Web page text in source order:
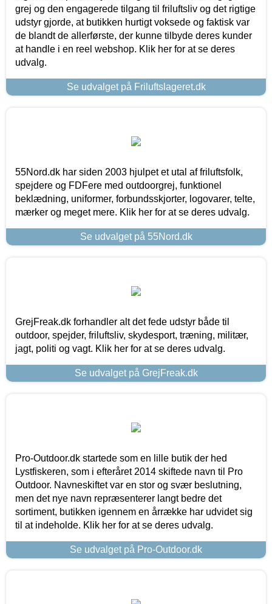
grej og den engagerede tilgang til friluftsliv og det rigtige
udstyr gjorde, at butikken hurtigt voksede og faktisk var
de blandt de allerførste, der kunne tilbyde deres kunder
at handle i en reel webshop. Klik her for at se deres
udvalg.
Se udvalget på Friluftslageret.dk
55Nord.dk har siden 2003 hjulpet et utal af friluftsfolk,
spejdere og FDFere med outdoorgrej, funktionel
beklædning, uniformer, forbundsskjorter, logovarer, telte,
mærker og meget mere. Klik her for at se deres udvalg.
Se udvalget på 55Nord.dk
GrejFreak.dk forhandler alt det fede udstyr både til
outdoor, spejder, friluftsliv, skydesport, træning, militær,
jagt, politi og vagt. Klik her for at se deres udvalg.
Se udvalget på GrejFreak.dk
Pro-Outdoor.dk startede som en lille butik der hed
Lystfiskeren, som i efteråret 2014 skiftede navn til Pro
Outdoor. Navneskiftet var en stor og svær beslutning,
men det nye navn repræsenterer langt bedre det
sortiment, butikken igennem en årrække har udvidet sig
til at indeholde. Klik her for at se deres udvalg.
Se udvalget på Pro-Outdoor.dk